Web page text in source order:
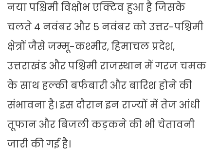
नया पश्चिमी विक्षोभ एक्टिव हुआ है जिसके
चलते 4 नवंबर और 5 नवंबर को उत्तर-पश्चिमी
क्षेत्रों जैसे जम्मू-कश्मीर, हिमाचल प्रदेश,
उत्तराखंड और पश्चिमी राजस्थान में गरज चमक
के साथ हल्की बर्फबारी और बारिश होने की
संभावना है। इस दौरान इन राज्यों में तेज आंधी
तूफान और बिजली कड़कने की भी चेतावनी
जारी की गई है।